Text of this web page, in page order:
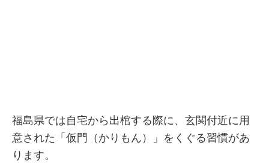
福島県では自宅から出棺する際に、玄関付近に用
意された「仮門（かりもん）」をくぐる習慣があ
ります。